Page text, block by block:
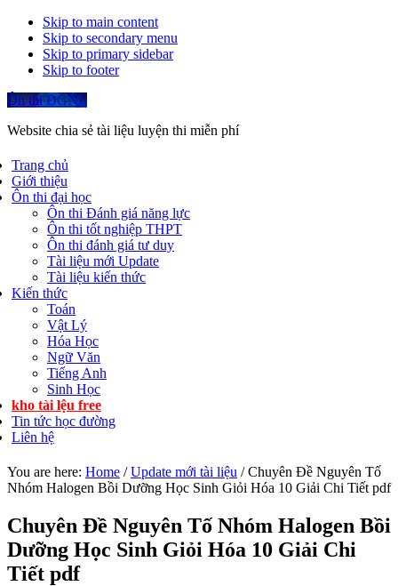
Skip to main content
Skip to secondary menu
Skip to primary sidebar
Skip to footer
Ôn thi ĐGNL
Website chia sẻ tài liệu luyện thi miễn phí
Trang chủ
Giới thiệu
Ôn thi đại học
Ôn thi Đánh giá năng lực
Ôn thi tốt nghiệp THPT
Ôn thi đánh giá tư duy
Tài liệu mới Update
Tài liệu kiến thức
Kiến thức
Toán
Vật Lý
Hóa Học
Ngữ Văn
Tiếng Anh
Sinh Học
kho tài lệu free
Tin tức học đường
Liên hệ
You are here: Home / Update mới tài liệu /Chuyên Đề Nguyên Tố
Nhóm Halogen Bồi Dưỡng Học Sinh Giỏi Hóa 10 Giải Chi Tiết pdf
Chuyên Đề Nguyên Tố Nhóm Halogen Bồi
Dưỡng Học Sinh Giỏi Hóa 10 Giải Chi
Tiết pdf